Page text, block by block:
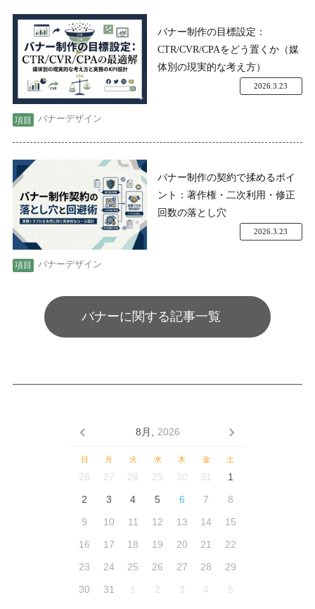
バナー制作の目標設定：
CTR/CVR/CPAをどう置くか（媒
体別の現実的な考え方）
バナーデザイン
2026.3.23
バナー制作の契約で揉めるポイ
ント：著作権・二次利用・修正
回数の落とし穴
バナーデザイン
2026.3.23
バナーに関する記事一覧
8月, 2026
日 月 火 水 木 金 土
26 27 28 29 30 31
1
2
3 4 5 6 7
8
9
10 11 12 13 14
15
16
17 18 19 20 21
22
23
24 25 26 27 28
29
30
31 1 2 3 4 5